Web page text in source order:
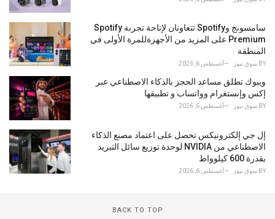
سامسونج وSpotify تتعاونان لإتاحة تجربة Spotify
Premium على المزيد من الأجهزةللمرة الأولى في
المنطقة
BY سوق نيوز أغسطس 6, 2026
ويبوك تطلق مساعد الحجز بالذكاء الاصطناعي عبر
إكس وإنستغرام وواتساب و تطبيقها
BY سوق نيوز أغسطس 6, 2026
إل جي إلكترونيكس تحصل على اعتماد مصنع الذكاء
الاصطناعي من NVIDIA لوحدة توزيع سائل التبريد
بقدرة 600 كيلوواط
BY سوق نيوز أغسطس 6, 2026
BACK TO TOP